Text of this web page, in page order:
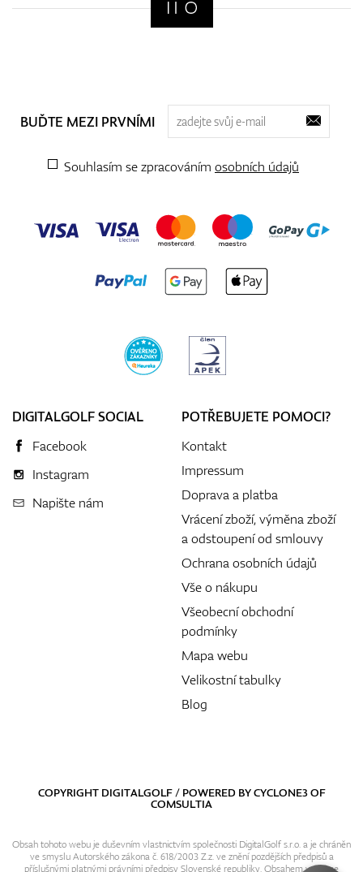
BUĎTE MEZI PRVNÍMI
Souhlasím se zpracováním osobních údajů
DIGITALGOLF SOCIAL
Facebook
Instagram
Napište nám
POTŘEBUJETE POMOCI?
Kontakt
Impressum
Doprava a platba
Vrácení zboží, výměna zboží
a odstoupení od smlouvy
Ochrana osobních údajů
Vše o nákupu
Všeobecní obchodní
podmínky
Mapa webu
Velikostní tabulky
Blog
COPYRIGHT DIGITALGOLF / POWERED BYCYCLONE3OF
COMSULTIA
Obsah tohoto webu je duševním vlastnictvím společnosti DigitalGolf s.r.o. a je chráněn
ve smyslu Autorského zákona č. 618/2003 Z.z. ve znění pozdějších předpisů a
příslušnými platnými právními předpisy Slovenské republiky. Obsahem webu se